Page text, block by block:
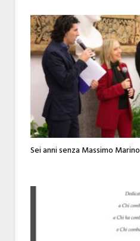
Sei anni senza Massimo Marino